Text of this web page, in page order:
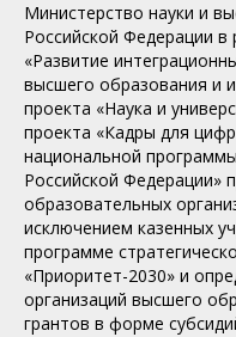
Министерство науки и
Российской Федерации
«Развитие
высшего образования и
проекта «Наука и
проекта «Кадры для
национальной
Российской Федерации»
образовательных
исключением казенных
программе
«Приоритет-2030» и
организаций высшего
грантов в форме